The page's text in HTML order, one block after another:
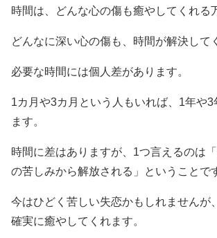
時間は、どんな心の傷も癒やしてくれる
どんなに深い心の傷も、時間が解決して
必要な時間には個人差があります。
1カ月や3カ月という人もいれば、1年や3
ます。
時間に差はありますが、1つ言えるのは
の苦しみから解放される」ということで
今はひどく苦しい失恋かもしれませんが
確実に癒やしてくれます。